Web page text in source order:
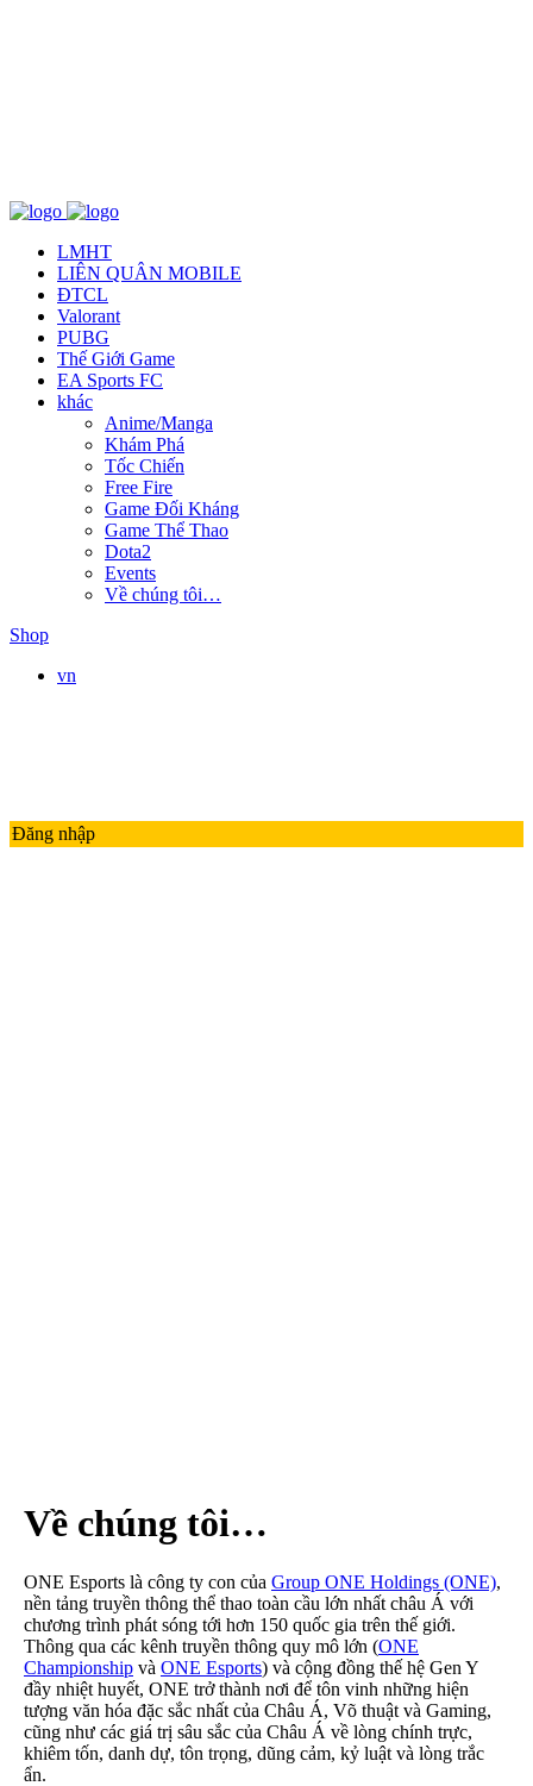
LMHT
LIÊN QUÂN MOBILE
ĐTCL
Valorant
PUBG
Thế Giới Game
EA Sports FC
khác
Anime/Manga
Khám Phá
Tốc Chiến
Free Fire
Game Đối Kháng
Game Thể Thao
Dota2
Events
Về chúng tôi…
Shop
vn
Đăng nhập
Về chúng tôi…
ONE Esports là công ty con của Group ONE Holdings (ONE),
nền tảng truyền thông thể thao toàn cầu lớn nhất châu Á với
chương trình phát sóng tới hơn 150 quốc gia trên thế giới.
Thông qua các kênh truyền thông quy mô lớn (ONE
Championship và ONE Esports) và cộng đồng thế hệ Gen Y
đầy nhiệt huyết, ONE trở thành nơi để tôn vinh những hiện
tượng văn hóa đặc sắc nhất của Châu Á, Võ thuật và Gaming,
cũng như các giá trị sâu sắc của Châu Á về lòng chính trực,
khiêm tốn, danh dự, tôn trọng, dũng cảm, kỷ luật và lòng trắc
ẩn.